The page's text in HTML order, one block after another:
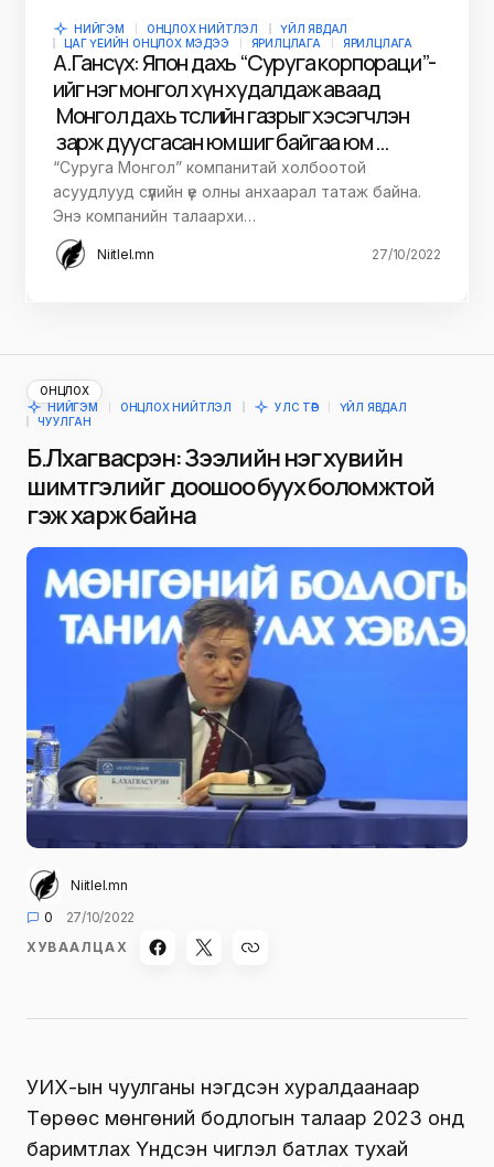
НИЙГЭМ ОНЦЛОХ НИЙТЛЭЛ
ҮЙЛ ЯВДАЛ
ЦАГ ҮЕИЙН ОНЦЛОХ МЭДЭЭ
ЯРИЛЦЛАГА ЯРИЛЦЛАГА
А.Гансүх: Япон дахь “Суруга корпораци”-
ийг нэг монгол хүн худалдаж аваад
Монгол дахь төслийн газрыг хэсэгчлэн
зарж дуусгасан юм шиг байгаа юм …
“Суруга Монгол” компанитай холбоотой
асуудлууд сүүлийн үе олны анхаарал татаж байна.
Энэ компанийн талаархи…
Niitlel.mn 27/10/2022
ОНЦЛОХ
НИЙГЭМ
ОНЦЛОХ НИЙТЛЭЛ УЛС ТӨР
ҮЙЛ ЯВДАЛ
ЧУУЛГАН
Б.Лхагвасүрэн: Зээлийн нэг хувийн
шимтгэлийг доошоо буух боломжтой
гэж харж байна
Niitlel.mn
0
27/10/2022
ХУВААЛЦАХ
УИХ-ын чуулганы нэгдсэн хуралдаанаар
Төрөөс мөнгөний бодлогын талаар 2023 онд
баримтлах Үндсэн чиглэл батлах тухай